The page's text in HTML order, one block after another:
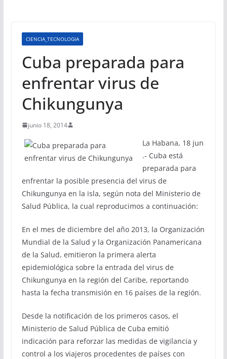
CIENCIA_TECNOLOGIA
Cuba preparada para
enfrentar virus de
Chikungunya
junio 18, 2014
La Habana, 18 jun
.- Cuba está
preparada para
enfrentar la posible presencia del virus de
Chikungunya en la isla, según nota del Ministerio de
Salud Pública, la cual reproducimos a continuación:
En el mes de diciembre del año 2013, la Organización
Mundial de la Salud y la Organización Panamericana
de la Salud, emitieron la primera alerta
epidemiológica sobre la entrada del virus de
Chikungunya en la región del Caribe, reportando
hasta la fecha transmisión en 16 países de la región.
Desde la notificación de los primeros casos, el
Ministerio de Salud Pública de Cuba emitió
indicación para reforzar las medidas de vigilancia y
control a los viajeros procedentes de países con